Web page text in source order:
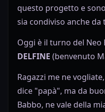
questo progetto e
sia condiviso anche
Oggi è il turno del Neo
DELFINE (benvenuto
Ragazzi me ne
dice "papà", ma da
Babbo, ne vale della